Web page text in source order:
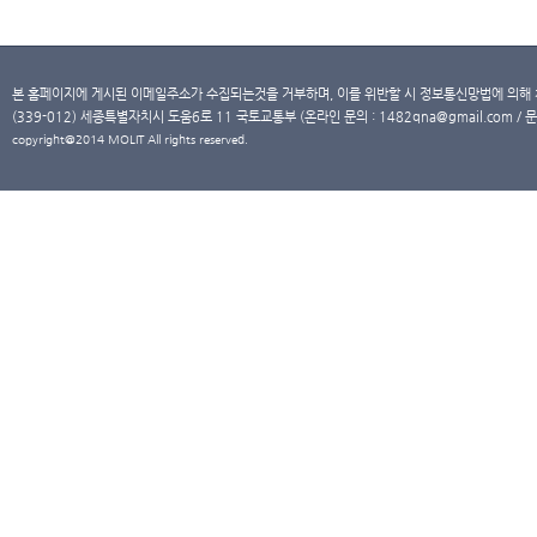
본 홈페이지에 게시된 이메일주소가 수집되는것을 거부하며, 이를 위반할 시 정보통신망법에 의
(339-012) 세종특별자치시 도움6로 11 국토교통부 (온라인 문의 : 1482qna@gmail.com /
copyright@2014 MOLIT All rights reserved.